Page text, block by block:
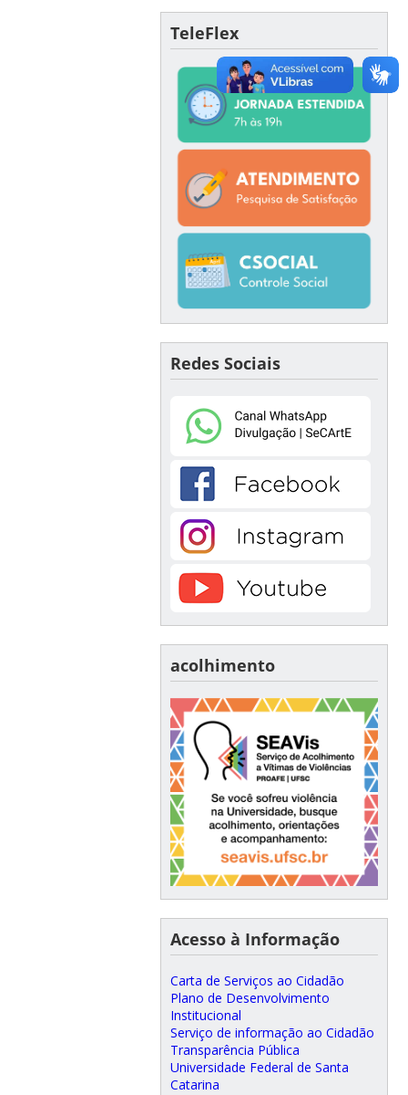
TeleFlex
Redes Sociais
acolhimento
Acesso à Informação
Carta de Serviços ao Cidadão
Plano de Desenvolvimento
Institucional
Serviço de informação ao Cidadão
Transparência Pública
Universidade Federal de Santa
Catarina